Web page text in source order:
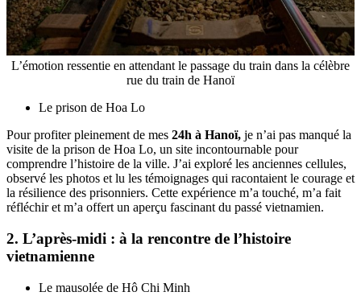
L’émotion ressentie en attendant le passage du train dans la célèbre
rue du train de Hanoï
Le prison de Hoa Lo
Pour profiter pleinement de mes 24h à Hanoï, je n’ai pas manqué la
visite de la prison de Hoa Lo, un site incontournable pour
comprendre l’histoire de la ville. J’ai exploré les anciennes cellules,
observé les photos et lu les témoignages qui racontaient le courage et
la résilience des prisonniers. Cette expérience m’a touché, m’a fait
réfléchir et m’a offert un aperçu fascinant du passé vietnamien.
2. L’après-midi : à la rencontre de l’histoire
vietnamienne
Le mausolée de Hô Chi Minh